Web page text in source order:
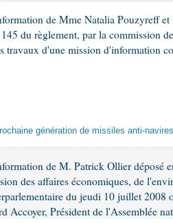
de Mme Natalia Pouzyreff
du règlement, par la commission
travaux d'une mission d'information
génération de missiles anti-
de M. Patrick Ollier déposé
des affaires économiques, de
du jeudi 10 juillet 2008
Accoyer, Président de l'Assemblée